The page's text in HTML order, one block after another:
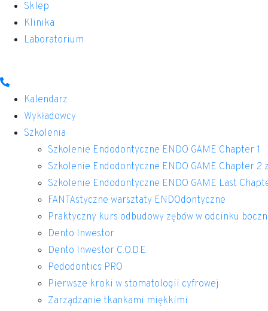
Sklep
Klinika
Laboratorium
Kalendarz
Wykładowcy
Szkolenia
Szkolenie Endodontyczne ENDO GAME Chapter 1
Szkolenie Endodontyczne ENDO GAME Chapter 2
Szkolenie Endodontyczne ENDO GAME Last
FANTAstyczne warsztaty ENDOdontyczne
Praktyczny kurs odbudowy zębów w odcinku
Dento Inwestor
Dento Inwestor C.O.D.E.
Pedodontics PRO
Pierwsze kroki w stomatologii cyfrowej
Zarządzanie tkankami miękkimi